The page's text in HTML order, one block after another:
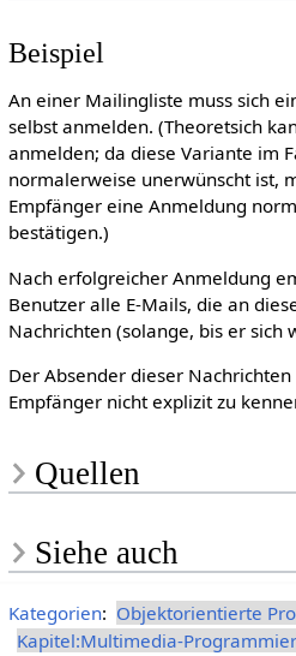
Beispiel
An einer Mailingliste muss sich
selbst anmelden. (Theoretsich
anmelden; da diese Variante im
normalerweise unerwünscht ist,
Empfänger eine Anmeldung
bestätigen.)
Nach erfolgreicher Anmeldung
Benutzer alle E-Mails, die an
Nachrichten (solange, bis er sich
Der Absender dieser
Empfänger nicht explizit zu
Quellen
Siehe auch
Kategorien: Objektorientierte
Kapitel:Multimedia-